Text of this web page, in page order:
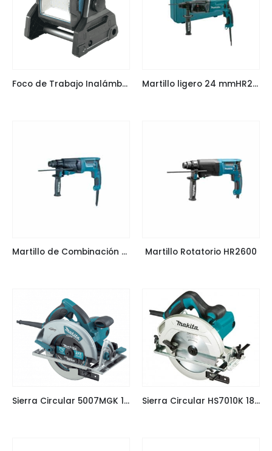
Foco de Trabajo Inalámbrico 40V XGT ML003G MAKITA Martillo ligero 24 mmHR2470
Martillo de Combinación HR2630 Martillo Rotatorio HR2600
Sierra Circular 5007MGK 185mm Sierra Circular HS7010K 185/190 mm